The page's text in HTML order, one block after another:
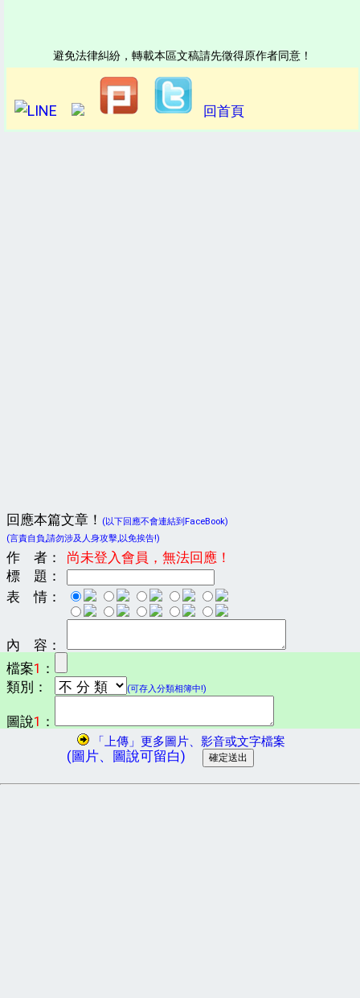
避免法律糾紛，轉載本區文稿請先徵得原作者同意！
回首頁
回應本篇文章！
(以下回應不會連結到FaceBook)
(言責自負,請勿涉及人身攻擊,以免挨告!)
作 者：
尚未登入會員，無法回應！
標 題：
表 情：
內 容：
檔案1 ：
類別：
(可存入分類相簿中!)
圖說1 ：
「上傳」更多圖片、影音或文字檔案
(圖片、圖說可留白)